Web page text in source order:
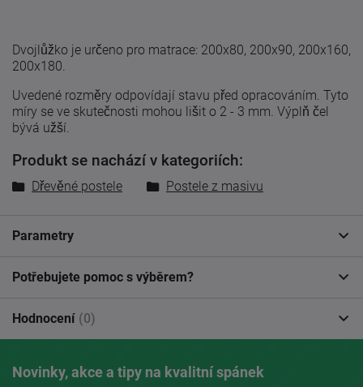
Dvojlůžko je určeno pro matrace: 200x80, 200x90, 200x160,
200x180.
Uvedené rozměry odpovídají stavu před opracováním. Tyto
míry se ve skutečnosti mohou lišit o 2 - 3 mm. Výplň čel
bývá užší.
Produkt se nachází v kategoriích:
Dřevěné postele Postele z masivu
Parametry
Potřebujete pomoc s výběrem?
Hodnocení (0)
Novinky, akce a tipy na kvalitní spánek